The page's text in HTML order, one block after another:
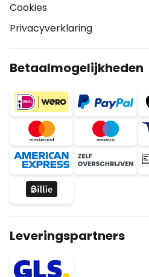
Cookies
Privacyverklaring
Betaalmogelijkheden
Leveringspartners